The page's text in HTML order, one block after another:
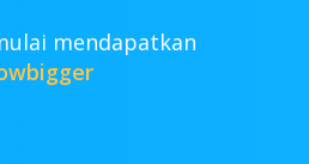
mendapatkan